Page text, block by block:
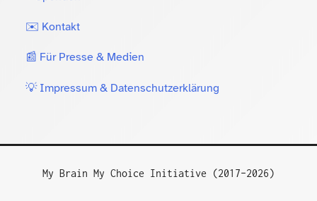
✉️ Kontakt
📰 Für Presse & Medien
💡 Impressum & Datenschutzerklärung
My Brain My Choice Initiative (2017–2026)